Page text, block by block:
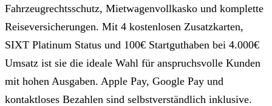
Fahrzeugrechtsschutz, Mietwagenvollkasko und komplette
Reiseversicherungen. Mit 4 kostenlosen Zusatzkarten,
SIXT Platinum Status und 100€ Startguthaben bei 4.000€
Umsatz ist sie die ideale Wahl für anspruchsvolle Kunden
mit hohen Ausgaben. Apple Pay, Google Pay und
kontaktloses Bezahlen sind selbstverständlich inklusive.